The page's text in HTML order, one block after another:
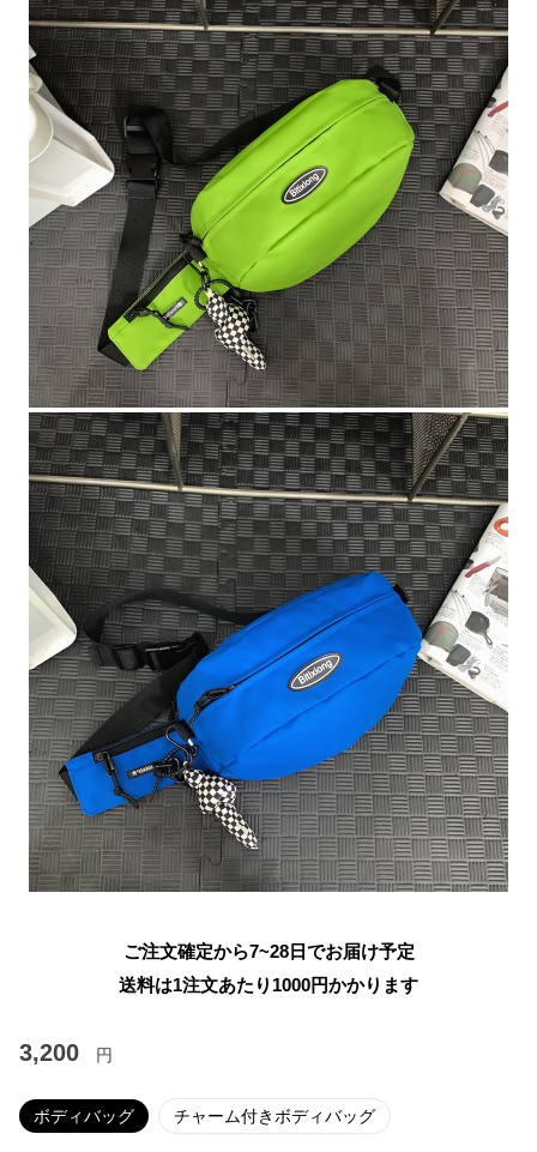
ご注文確定から7~28日でお届け予定
送料は1注文あたり 1000円かかります
3,200 円
ボディバッグ チャーム付きボディバッグ